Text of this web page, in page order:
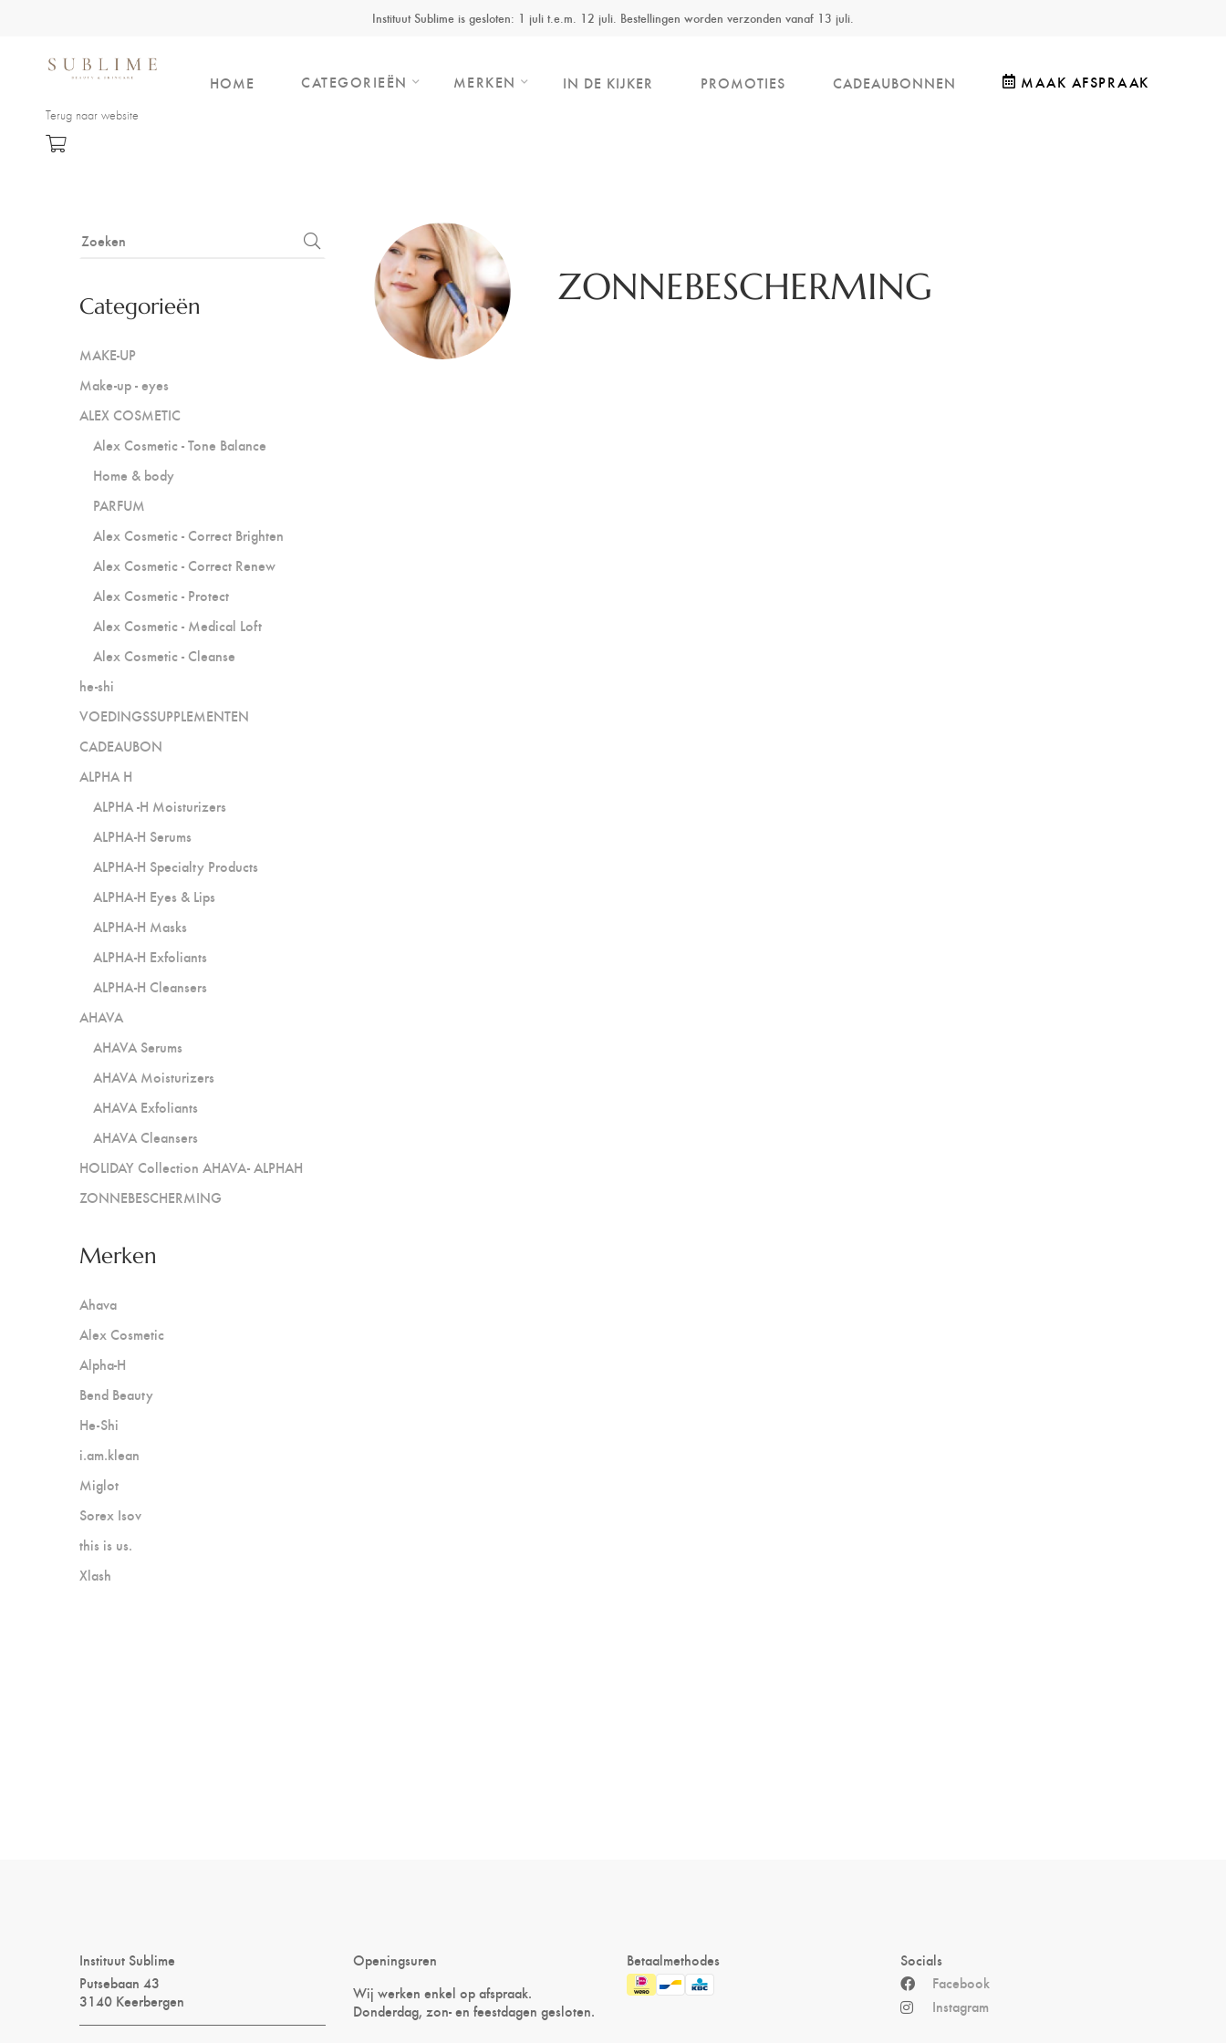
Instituut Sublime is gesloten: 1 juli t.e.m. 12 juli. Bestellingen worden verzonden vanaf 13 juli.
Terug naar website
HOME CATEGORIEËN MERKEN IN DE KIJKER PROMOTIES CADEAUBONNEN MAAK AFSPRAAK
ZONNEBESCHERMING
Categorieën
MAKE-UP
Make-up - eyes
ALEX COSMETIC
Alex Cosmetic - Tone Balance
Home & body
PARFUM
Alex Cosmetic - Correct Brighten
Alex Cosmetic - Correct Renew
Alex Cosmetic - Protect
Alex Cosmetic - Medical Loft
Alex Cosmetic - Cleanse
he-shi
VOEDINGSSUPPLEMENTEN
CADEAUBON
ALPHA H
ALPHA -H Moisturizers
ALPHA-H Serums
ALPHA-H Specialty Products
ALPHA-H Eyes & Lips
ALPHA-H Masks
ALPHA-H Exfoliants
ALPHA-H Cleansers
AHAVA
AHAVA Serums
AHAVA Moisturizers
AHAVA Exfoliants
AHAVA Cleansers
HOLIDAY Collection AHAVA- ALPHAH
ZONNEBESCHERMING
Merken
Ahava
Alex Cosmetic
Alpha-H
Bend Beauty
He-Shi
i.am.klean
Miglot
Sorex Isov
this is us.
Xlash
Instituut Sublime
Putsebaan 43
3140 Keerbergen
Openingsuren
Wij werken enkel op afspraak.
Donderdag, zon- en feestdagen gesloten.
Betaalmethodes
Socials
Facebook
Instagram